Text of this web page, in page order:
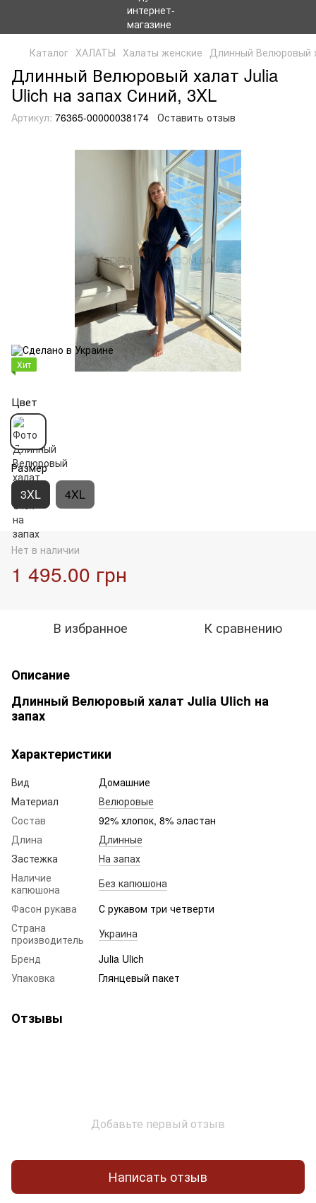
Каталог ХАЛАТЫ Халаты женские Длинный Велюровый
Длинный Велюровый халат Julia
Ulich на запах Синий, 3XL
Артикул: 76365-00000038174 Оставить отзыв
Хит
Цвет
Размер
3XL 4XL
Нет в наличии
1 495.00 грн
В избранное К сравнению
Описание
Длинный Велюровый халат Julia Ulich на
запах
Характеристики
Вид
Домашние
Материал
Велюровые
Состав
92% хлопок, 8% эластан
Длина
Длинные
Застежка
На запах
Наличие
капюшона
Без капюшона
Фасон рукава
С рукавом три четверти
Страна
производитель
Украина
Бренд
Julia Ulich
Упаковка
Глянцевый пакет
Отзывы
Добавьте первый отзыв
Написать отзыв